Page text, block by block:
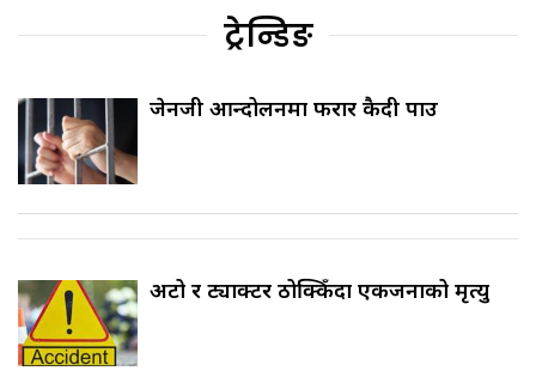
ट्रेन्डिङ
जेनजी आन्दोलनमा फरार कैदी पक्राउ
अटो र ट्याक्टर ठोक्किँदा एकजनाको मृत्यु